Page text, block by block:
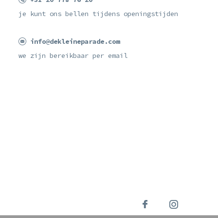
je kunt ons bellen tijdens openingstijden
info@dekleineparade.com
we zijn bereikbaar per email